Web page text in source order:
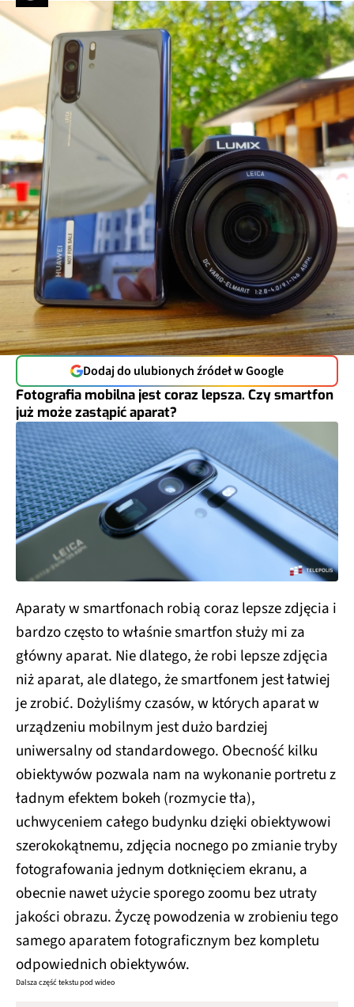
Dodaj do ulubionych źródeł w Google
Fotografia mobilna jest coraz lepsza. Czy smartfon
już może zastąpić aparat?
Aparaty w smartfonach robią coraz lepsze zdjęcia i
bardzo często to właśnie smartfon służy mi za
główny aparat. Nie dlatego, że robi lepsze zdjęcia
niż aparat, ale dlatego, że smartfonem jest łatwiej
je zrobić. Dożyliśmy czasów, w których aparat w
urządzeniu mobilnym jest dużo bardziej
uniwersalny od standardowego. Obecność kilku
obiektywów pozwala nam na wykonanie portretu z
ładnym efektem bokeh (rozmycie tła),
uchwyceniem całego budynku dzięki obiektywowi
szerokokątnemu, zdjęcia nocnego po zmianie tryby
fotografowania jednym dotknięciem ekranu, a
obecnie nawet użycie sporego zoomu bez utraty
jakości obrazu. Życzę powodzenia w zrobieniu tego
samego aparatem fotograficznym bez kompletu
odpowiednich obiektywów.
Dalsza część tekstu pod wideo